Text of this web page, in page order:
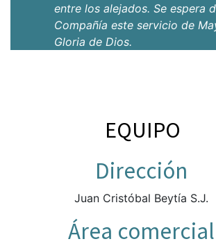
entre los alejados. Se espera
Compañía este servicio de
Gloria de Dios.
EQUIPO
Dirección
Juan Cristóbal Beytía S.J.
Área comercial